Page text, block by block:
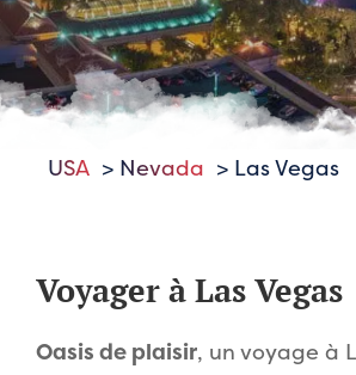
USA Nevada Las Vegas
Voyager à Las Vegas
Oasis de plaisir, un voyage à